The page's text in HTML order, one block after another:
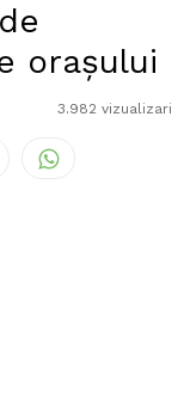
orașului
3.982 vizualizari